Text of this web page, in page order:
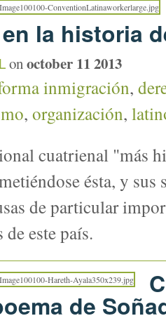
la historia
onoctober 11 2013
inmigración,
, organización,
cuatrienal "más
ésta, y sus
de particular
este país.
de